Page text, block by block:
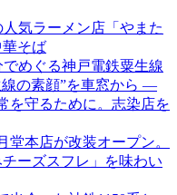
気ラーメン店「やまた
そば
でめぐる神戸電鉄粟生線
の素顔”を車窓から ―
を守るために。志染店を
堂本店が改装オープン。
ーズスフレ」を味わい